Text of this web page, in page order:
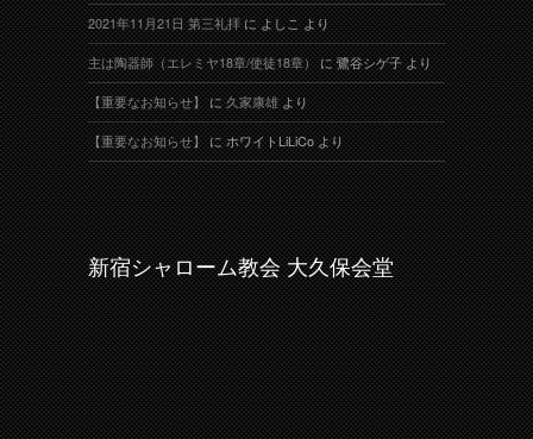
2021年11月21日 第三礼拝によしこより
主は陶器師（エレミヤ18章/使徒18章）に鷺谷シゲ子より
【重要なお知らせ】に久家康雄より
【重要なお知らせ】にホワイトLiLiCoより
新宿シャローム教会 大久保会堂